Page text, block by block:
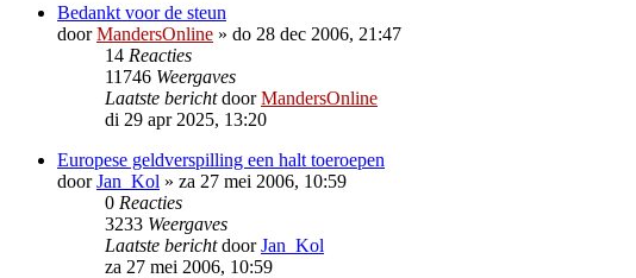
Bedankt voor de steun
doorMandersOnline » do 28 dec 2006, 21:47
14 Reacties
11746 Weergaves
Laatste berichtdoorMandersOnline
di 29 apr 2025, 13:20
Europese geldverspilling een halt toeroepen
doorJan_Kol » za 27 mei 2006, 10:59
0 Reacties
3233 Weergaves
Laatste berichtdoorJan_Kol
za 27 mei 2006, 10:59